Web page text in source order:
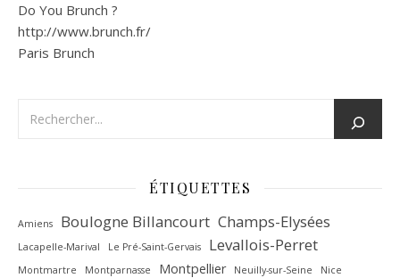
Do You Brunch ?
http://www.brunch.fr/
Paris Brunch
ÉTIQUETTES
Amiens Boulogne Billancourt Champs-Elysées
Lacapelle-Marival Le Pré-Saint-Gervais Levallois-Perret
Montmartre Montparnasse Montpellier Neuilly-sur-Seine Nice